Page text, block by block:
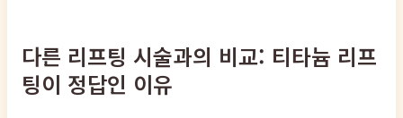
다른 리프팅 시술과의 비교: 티타늄 리프
팅이 정답인 이유